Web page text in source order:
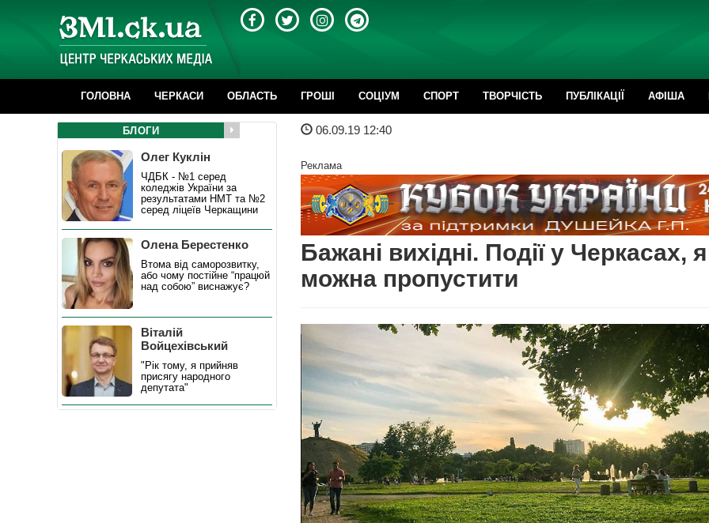
ГОЛОВНА ЧЕРКАСИ ОБЛАСТЬ ГРОШІ CОЦІУМ СПОРТ ТВОРЧІСТЬ ПУБЛІКАЦІЇ АФІША
06.09.19 12:40
Реклама
Бажані вихідні. Події у Черкасах,
можна пропустити
БЛОГИ
Олег Куклін
ЧДБК - №1 серед
коледжів України за
результатами НМТ та №2
серед ліцеїв Черкащини
Олена Берестенко
Втома від саморозвитку,
або чому постійне “працюй
над собою” виснажує?
Віталій
Войцехівський
"Рік тому, я прийняв
присягу народного
депутата"